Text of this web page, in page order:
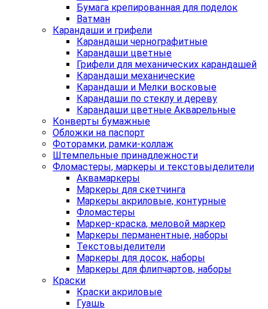
Бумага крепированная для поделок
Ватман
Карандаши и грифели
Карандаши чернографитные
Карандаши цветные
Грифели для механических карандашей
Карандаши механические
Карандаши и Мелки восковые
Карандаши по стеклу и дереву
Карандаши цветные Акварельные
Конверты бумажные
Обложки на паспорт
Фоторамки, рамки-коллаж
Штемпельные принадлежности
Фломастеры, маркеры и текстовыделители
Аквамаркеры
Маркеры для скетчинга
Маркеры акриловые, контурные
Фломастеры
Маркер-краска, меловой маркер
Маркеры перманентные, наборы
Текстовыделители
Маркеры для досок, наборы
Маркеры для флипчартов, наборы
Краски
Краски акриловые
Гуашь